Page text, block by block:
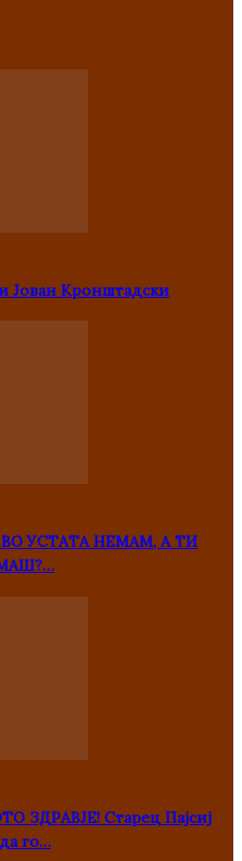
Јован Кронштадски
УСТАТА НЕМАМ, А ТИ
ЗДРАВЈЕ! Старец Пајсиј
го…